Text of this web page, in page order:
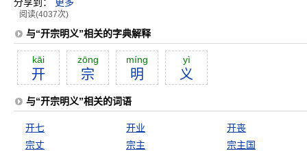
阅读(4037次)
与“开宗明义”相关的字典解释
kāi
开
zōng
宗
míng
明
yì
义
与“开宗明义”相关的词语
开七 开业
开丧
宗丈
宗主
宗主国